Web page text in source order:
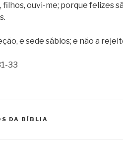
filhos, ouvi-me; porque felizes
e sede sábios; e não a
33
DA BÍBLIA